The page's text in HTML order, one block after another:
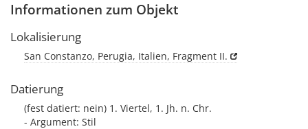
Informationen zum Objekt
Lokalisierung
San Constanzo, Perugia, Italien, Fragment II.
Datierung
(fest datiert: nein) 1. Viertel, 1. Jh. n. Chr.
- Argument: Stil